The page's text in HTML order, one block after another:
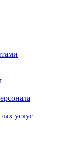
услуг